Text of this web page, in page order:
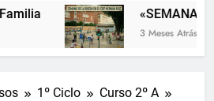
«SEMANA
3 Meses Atrás
1º Ciclo
Curso 2º A